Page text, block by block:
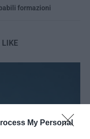
My Personal
formazioni
LIKE